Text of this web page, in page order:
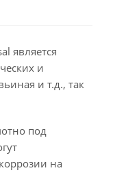
является
и
и т.д., так
под
на